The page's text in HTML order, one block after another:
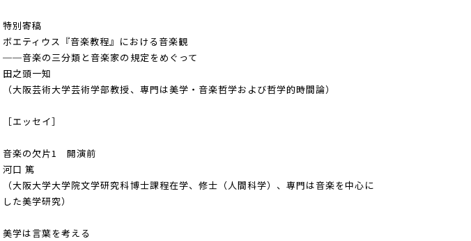
特別寄稿
ボエティウス『音楽教程』における音楽観
──音楽の三分類と音楽家の規定をめぐって
田之頭一知
（大阪芸術大学芸術学部教授、専門は美学・音楽哲学および哲学的時間論）
［エッセイ］
音楽の欠片1 開演前
河口 篤
（大阪大学大学院文学研究科博士課程在学、修士（人間科学）、専門は音楽を中心に
した美学研究）
美学は言葉を考える